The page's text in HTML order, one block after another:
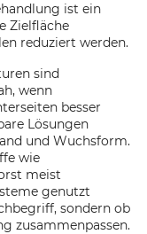
ist ein
Zielfläche
reduziert werden.
sind
wenn
besser
Lösungen
und Wuchsform.
wie
meist
genutzt
sondern ob
zusammenpassen.